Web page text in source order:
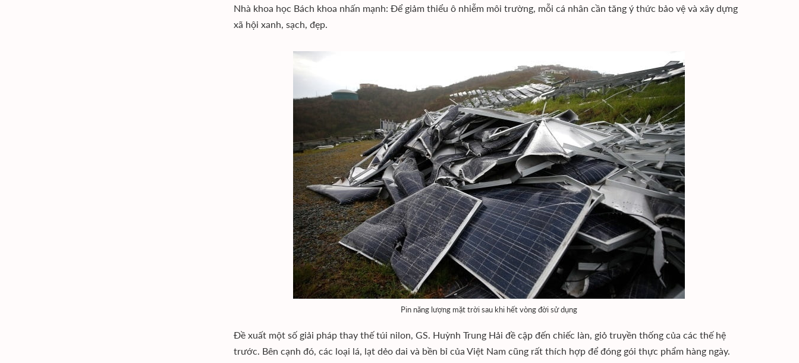
Nhà khoa học Bách khoa nhấn mạnh: Để giảm thiểu ô nhiễm môi trường, mỗi cá nhân cần tăng ý thức bảo vệ và xây dựng
xã hội xanh, sạch, đẹp.
Pin năng lượng mặt trời sau khi hết vòng đời sử dụng
Đề xuất một số giải pháp thay thế túi nilon, GS. Huỳnh Trung Hải đề cập đến chiếc làn, giỏ truyền thống của các thế hệ
trước. Bên cạnh đó, các loại lá, lạt dẻo dai và bền bỉ của Việt Nam cũng rất thích hợp để đóng gói thực phẩm hàng ngày.